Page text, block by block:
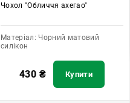
Чохол "Обличчя ахегао"
Матеріал: Чорний матовий
силікон
430 ₴ Купити